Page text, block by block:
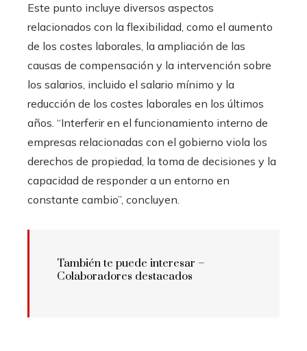
Este punto incluye diversos aspectos
relacionados con la flexibilidad, como el aumento
de los costes laborales, la ampliación de las
causas de compensación y la intervención sobre
los salarios, incluido el salario mínimo y la
reducción de los costes laborales en los últimos
años. “Interferir en el funcionamiento interno de
empresas relacionadas con el gobierno viola los
derechos de propiedad, la toma de decisiones y la
capacidad de responder a un entorno en
constante cambio”, concluyen.
También te puede interesar –
Colaboradores destacados